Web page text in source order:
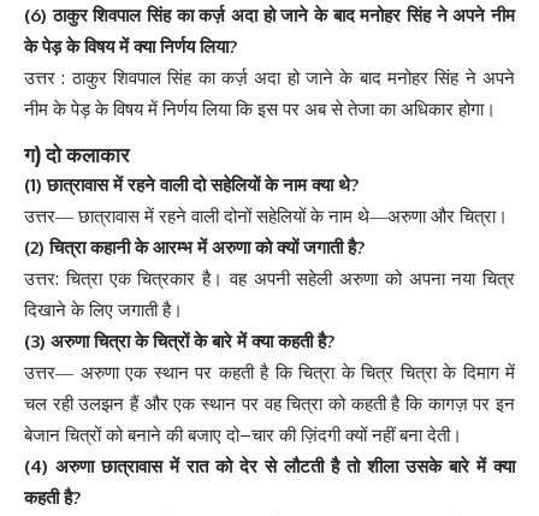
(6)ठाकुर शिवपाल सिंह का कर्ज़ अदा हो जाने के बाद मनोहर सिंह ने अपने नीम
के पेड़ के विषय में क्या निर्णय लिया?
उत्तर :ठाकुर शिवपाल सिंह का कर्ज़ अदा हो जाने के बाद मनोहर सिंह ने अपने
नीम के पेड़ के विषय में निर्णय लिया कि इस पर अब से तेजा का अधिकार होगा।
ग)दो कलाकार
(1)छात्रावास में रहने वाली दो सहेलियों के नाम क्या थे?
उत्तर— छात्रावास में रहने वाली दोनों सहेलियों के नाम थे—अरुणा और चित्रा।
(2)चित्रा कहानी के आरम्भ में अरुणा को क्यों जगाती है?
उत्तर:चित्रा एक चित्रकार है। वह अपनी सहेली अरुणा को अपना नया चित्र
दिखाने के लिए जगाती है।
(3) अरुणा चित्रा के चित्रों के बारे में क्या कहती है?
उत्तर— अरुणा एक स्थान पर कहती है कि चित्रा के चित्र चित्रा के दिमाग में
चल रही उलझन हैं और एक स्थान पर वह चित्रा को कहती है कि कागज़ पर इन
बेजान चित्रों को बनाने की बजाए दो–चार की ज़िंदगी क्यों नहीं बना देती।
(4) अरुणा छात्रावास में रात को देर से लौटती है तो शीला उसके बारे में क्या
कहती है?